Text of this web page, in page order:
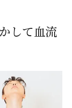
して血流